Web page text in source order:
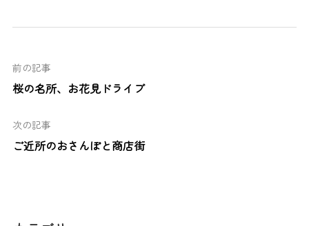
前の記事
桜の名所、お花見ドライブ
次の記事
ご近所のおさんぽと商店街